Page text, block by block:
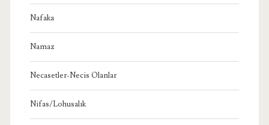
Nafaka
Namaz
Necasetler-Necis Olanlar
Nifas/Lohusalık